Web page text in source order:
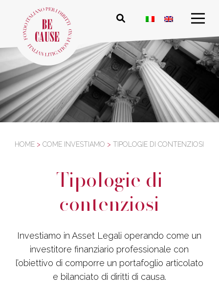
HOME >COME INVESTIAMO >TIPOLOGIE DI CONTENZIOSI
Tipologie di
contenziosi
Investiamo in Asset Legali operando come un
investitore finanziario professionale con
l’obiettivo di comporre un portafoglio articolato
e bilanciato di diritti di causa.